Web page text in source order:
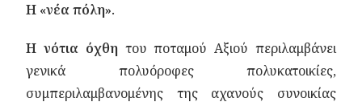
Η «νέα πόλη».
Η νότια όχθητου ποταμού Αξιού περιλαμβάνει
γενικά πολυόροφες πολυκατοικίες,
συμπεριλαμβανομένης της αχανούς συνοικίας